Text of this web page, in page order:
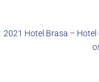
2021 Hotel Brasa –